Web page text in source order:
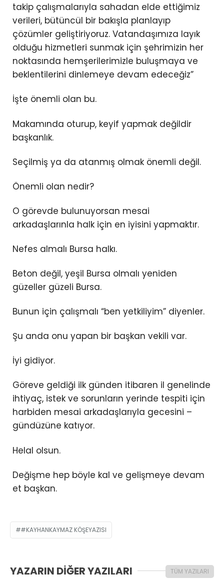
takip çalışmalarıyla sahadan elde ettiğimiz
verileri, bütüncül bir bakışla planlayıp
çözümler geliştiriyoruz. Vatandaşımıza layık
olduğu hizmetleri sunmak için şehrimizin her
noktasında hemşerilerimizle buluşmaya ve
beklentilerini dinlemeye devam edeceğiz”
İşte önemli olan bu.
Makamında oturup, keyif yapmak değildir
başkanlık.
Seçilmiş ya da atanmış olmak önemli değil.
Önemli olan nedir?
O görevde bulunuyorsan mesai
arkadaşlarınla halk için en iyisini yapmaktır.
Nefes almalı Bursa halkı.
Beton değil, yeşil Bursa olmalı yeniden
güzeller güzeli Bursa.
Bunun için çalışmalı “ben yetkiliyim” diyenler.
Şu anda onu yapan bir başkan vekili var.
İyi gidiyor.
Göreve geldiği ilk günden itibaren il genelinde
ihtiyaç, istek ve sorunların yerinde tespiti için
harbiden mesai arkadaşlarıyla gecesini –
gündüzüne katıyor.
Helal olsun.
Değişme hep böyle kal ve gelişmeye devam
et başkan.
#KAYHANKAYMAZ KÖŞEYAZISI
YAZARIN DİĞER YAZILARI TÜM YAZILARI